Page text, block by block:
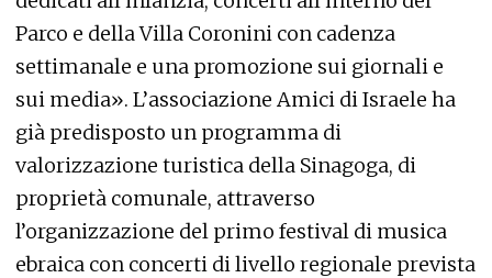
Parco e della Villa Coronini con cadenza
settimanale e una promozione sui giornali e
sui media». L’associazione Amici di Israele ha
già predisposto un programma di
valorizzazione turistica della Sinagoga, di
proprietà comunale, attraverso
l’organizzazione del primo festival di musica
ebraica con concerti di livello regionale prevista